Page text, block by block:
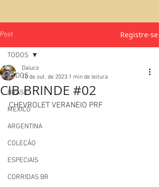
Post Registre-se
TODOS
BRASIL
MEXICO
ARGENTINA
COLEÇÃO
ESPECIAIS
CORRIDAS BR
TODOS
CIB BRINDE #02
Daluco
10 de out. de 2023 1 min de leitura
CHEVROLET VERANEIO PRF